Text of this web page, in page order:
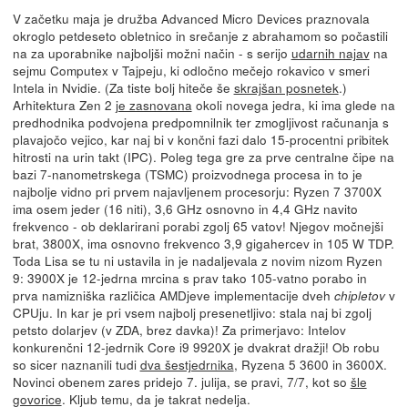
V začetku maja je družba Advanced Micro Devices praznovala
okroglo petdeseto obletnico in srečanje z abrahamom so počastili
na za uporabnike najboljši možni način - s serijo udarnih najavna
sejmu Computex v Tajpeju, ki odločno mečejo rokavico v smeri
Intela in Nvidie. (Za tiste bolj hiteče še skrajšan posnetek.)
Arhitektura Zen 2 je zasnovanaokoli novega jedra, ki ima glede na
predhodnika podvojena predpomnilnik ter zmogljivost računanja s
plavajočo vejico, kar naj bi v končni fazi dalo 15-procentni pribitek
hitrosti na urin takt (IPC). Poleg tega gre za prve centralne čipe na
bazi 7-nanometrskega (TSMC) proizvodnega procesa in to je
najbolje vidno pri prvem najavljenem procesorju: Ryzen 7 3700X
ima osem jeder (16 niti), 3,6 GHz osnovno in 4,4 GHz navito
frekvenco - ob deklarirani porabi zgolj 65 vatov! Njegov močnejši
brat, 3800X, ima osnovno frekvenco 3,9 gigahercev in 105 W TDP.
Toda Lisa se tu ni ustavila in je nadaljevala z novim nizom Ryzen
9: 3900X je 12-jedrna mrcina s prav tako 105-vatno porabo in
prva namizniška različica AMDjeve implementacije dveh chipletovv
CPUju. In kar je pri vsem najbolj presenetljivo: stala naj bi zgolj
petsto dolarjev (v ZDA, brez davka)! Za primerjavo: Intelov
konkurenčni 12-jedrnik Core i9 9920X je dvakrat dražji! Ob robu
so sicer naznanili tudi dva šestjedrnika, Ryzena 5 3600 in 3600X.
Novinci obenem zares pridejo 7. julija, se pravi, 7/7, kot so šle
govorice. Kljub temu, da je takrat nedelja.